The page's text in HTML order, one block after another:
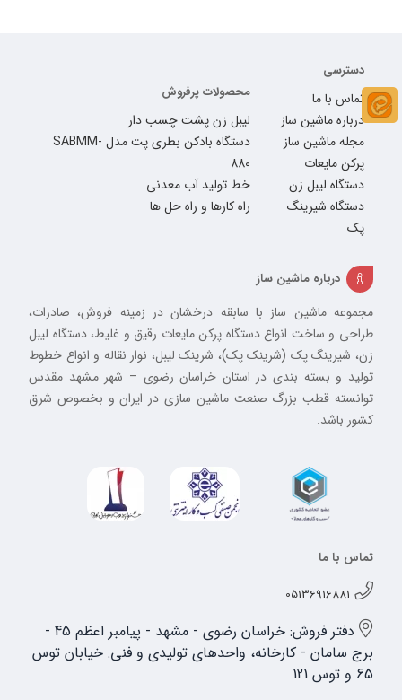
دسترسی
تماس با ما
درباره ماشین ساز
مجله ماشین ساز
پرکن مایعات
دستگاه لیبل زن
دستگاه شیرینگ
پک
محصولات پرفروش
لیبل زن پشت چسب دار
دستگاه بادکن بطری پت مدل SABMM-
880
خط تولید آب معدنی
راه کارها و راه حل ها
درباره ماشین ساز
مجموعه ماشین ساز با سابقه درخشان در زمینه فروش، صادرات،
طراحی و ساخت انواع دستگاه پرکن مایعات رقیق و غلیط، دستگاه لیبل
زن، شیرینگ پک (شرینک پک)، شرینک لیبل، نوار نقاله و انواع خطوط
تولید و بسته بندی در استان خراسان رضوی – شهر مشهد مقدس
توانسته قطب بزرگ صنعت ماشین سازی در ایران و بخصوص شرق
کشور باشد.
تماس با ما
05136916881
دفتر فروش: خراسان رضوی - مشهد - پیامبر اعظم 45 -
برج سامان - کارخانه، واحدهای تولیدی و فنی: خیابان توس
65 و توس 121